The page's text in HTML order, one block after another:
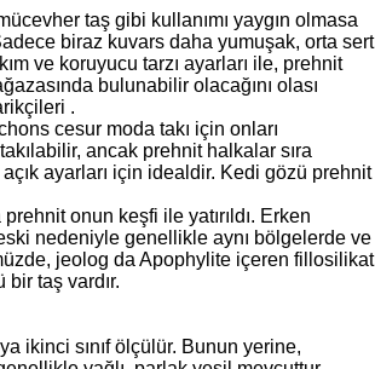
taş gibi kullanımı yaygın olmasa
biraz kuvars daha yumuşak, orta sert
ve koruyucu tarzı ayarları ile, prehnit
bulunabilir olacağını olası
.
cesur moda takı için onları
ancak prehnit halkalar sıra
açık ayarları için idealdir. Kedi gözü prehnit
onun keşfi ile yatırıldı. Erken
nedeniyle genellikle aynı bölgelerde ve
jeolog da Apophylite içeren fillosilikat
taş vardır.
ikinci sınıf ölçülür. Bunun yerine,